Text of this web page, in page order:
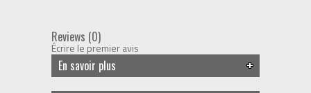
Reviews (0)
Écrire le premier avis
En savoir plus